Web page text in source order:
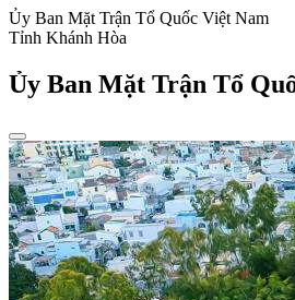
Ủy Ban Mặt Trận Tổ Quốc Việt Nam
Tỉnh Khánh Hòa
Ủy Ban Mặt Trận Tổ